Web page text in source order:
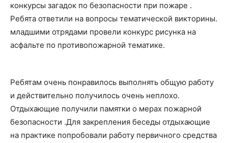
конкурсы загадок по безопасности при пожаре .
Ребята ответили на вопросы тематической викторины.
младшими отрядами провели конкурс рисунка на
асфальте по противопожарной тематике.
Ребятам очень понравилось выполнять общую работу
и действительно получилось очень неплохо.
Отдыхающие получили памятки о мерах пожарной
безопасности .Для закрепления беседы отдыхающие
на практике попробовали работу первичного средства